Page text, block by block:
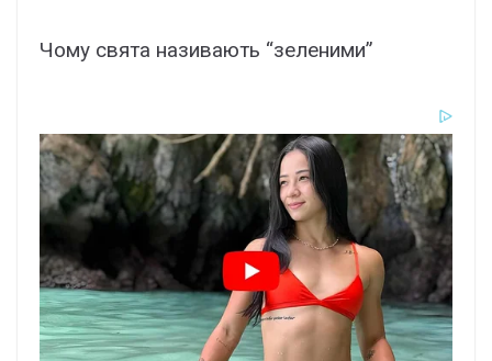
Чому свята називають “зеленими”